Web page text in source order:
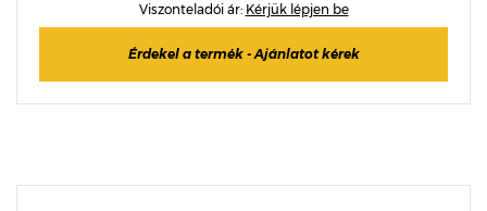
Viszonteladói ár: Kérjük lépjen be
Érdekel a termék - Ajánlatot kérek